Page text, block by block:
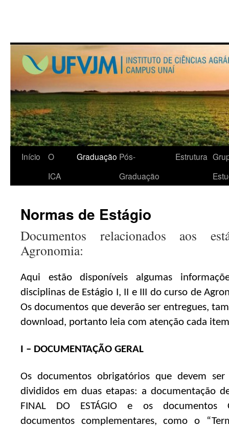
Início
O
ICA
Graduação Pós-
Graduação
Estrutura
Normas de Estágio
Documentos relacionados aos
Agronomia:
Aqui estão disponíveis algumas
disciplinas de Estágio I, II e III do curso de
Os documentos que deverão ser entregues,
download, portanto leia com atenção cada
I – DOCUMENTAÇÃO GERAL
Os documentos obrigatórios que devem
divididos em duas etapas: a documentação
FINAL DO ESTÁGIO e os documentos
documentos complementares, como o